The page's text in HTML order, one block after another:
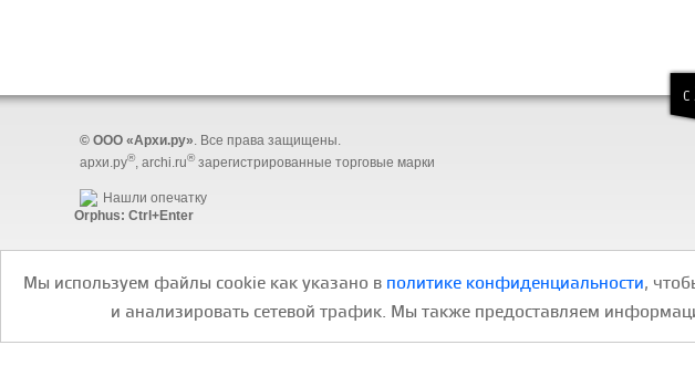
© ООО «Архи.ру». Все права защищены.
архи.ру®, archi.ru®зарегистрированные торговые марки
Нашли опечатку
Orphus: Ctrl+Enter
О проекте:
Мобильная версия
Редакция
Проекты:
Archinext
Фотогалерея
Условия использования:
Пользовательское соглашение
Политика
Мы используем файлы cookie как указано в политике конфиденциальности,
и анализировать сетевой трафик. Мы также предоставляем